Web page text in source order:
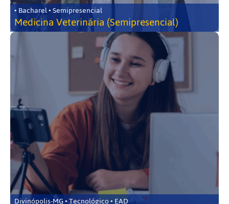
• Bacharel • Semipresencial
Medicina Veterinária (Semipresencial)
Divinópolis-MG • Tecnológico • EAD